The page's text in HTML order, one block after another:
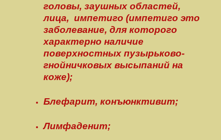
головы, заушных областей,
лица, импетиго (импетиго это
заболевание, для которого
характерно наличие
поверхностных пузырьково-
гнойничковых высыпаний на
коже);
Блефарит, конъюнктивит;
Лимфаденит;